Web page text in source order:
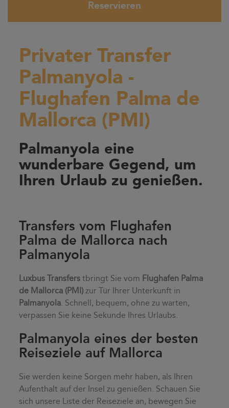
Reservieren
Privater Transfer
Palmanyola -
Flughafen Palma de
Mallorca (PMI)
Palmanyola eine
wunderbare Gegend, um
Ihren Urlaub zu genießen.
Transfers vom Flughafen
Palma de Mallorca nach
Palmanyola
Luxbus Transfers tbringt Sie vom Flughafen Palma
de Mallorca (PMI) zur Tür Ihrer Unterkunft in
Palmanyola. Schnell, bequem, ohne zu warten,
verpassen Sie keine Sekunde Ihres Urlaubs.
Palmanyola eines der besten
Reiseziele auf Mallorca
Sie werden keine Sorgen mehr haben, als Ihren
Aufenthalt auf der Insel zu genießen. Schauen Sie
sich unsere Liste der Reiseziele an, bewegen Sie